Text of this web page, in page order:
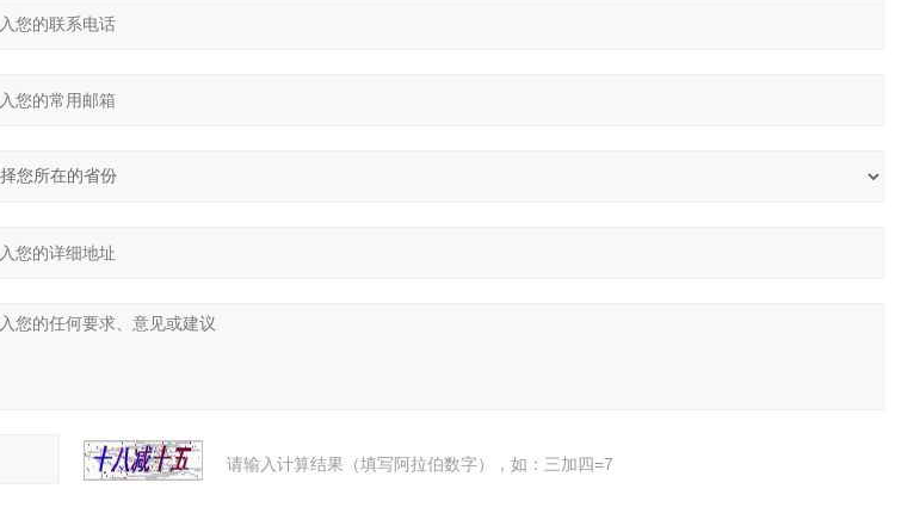
请输入计算结果（填写阿拉伯数字），如：三加四=7